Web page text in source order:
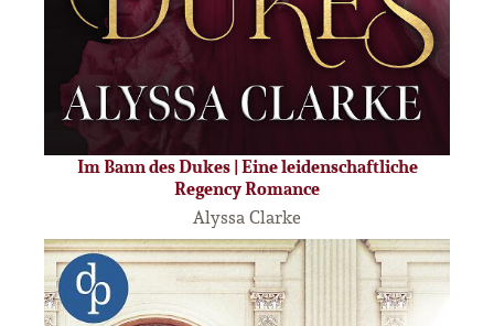
Im Bann des Dukes | Eine leidenschaftliche
Regency Romance
Alyssa Clarke